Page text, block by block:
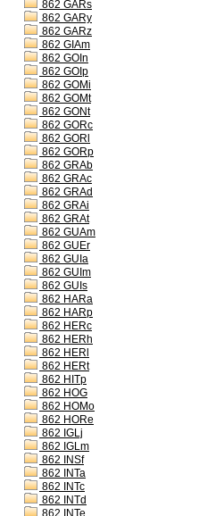
862 GARs
862 GARy
862 GARz
862 GIAm
862 GOIn
862 GOIp
862 GOMi
862 GOMt
862 GONt
862 GORc
862 GORl
862 GORp
862 GRAb
862 GRAc
862 GRAd
862 GRAi
862 GRAt
862 GUAm
862 GUEr
862 GUIa
862 GUIm
862 GUIs
862 HARa
862 HARp
862 HERc
862 HERh
862 HERl
862 HERt
862 HITp
862 HOG
862 HOMo
862 HORe
862 IGLj
862 IGLm
862 INSf
862 INTa
862 INTc
862 INTd
862 INTe